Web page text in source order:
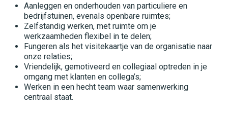
Aanleggen en onderhouden van particuliere en
bedrijfstuinen, evenals openbare ruimtes;
Zelfstandig werken, met ruimte om je
werkzaamheden flexibel in te delen;
Fungeren als het visitekaartje van de organisatie naar
onze relaties;
Vriendelijk, gemotiveerd en collegiaal optreden in je
omgang met klanten en collega’s;
Werken in een hecht team waar samenwerking
centraal staat.
Grond, wegen/waterbouw
Horeca
Hovenier
IT
Landbouw